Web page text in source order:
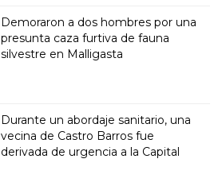
Demoraron a dos hombres por una
presunta caza furtiva de fauna
silvestre en Malligasta
Durante un abordaje sanitario, una
vecina de Castro Barros fue
derivada de urgencia a la Capital